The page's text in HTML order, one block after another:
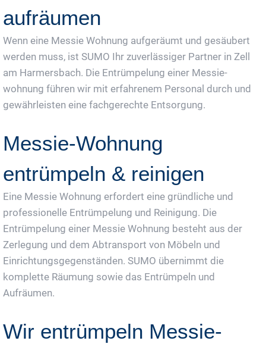
aufräumen
Wenn eine Messie Wohnung aufgeräumt und gesäubert
werden muss, ist SUMO Ihr zuverlässiger Partner in Zell
am Harmersbach. Die Entrümpelung einer Messie-
wohnung führen wir mit erfahrenem Personal durch und
gewährleisten eine fachgerechte Entsorgung.
Messie-Wohnung
entrümpeln & reinigen
Eine Messie Wohnung erfordert eine gründliche und
professionelle Entrümpelung und Reinigung. Die
Entrümpelung einer Messie Wohnung besteht aus der
Zerlegung und dem Abtransport von Möbeln und
Einrichtungsgegenständen. SUMO übernimmt die
komplette Räumung sowie das Entrümpeln und
Aufräumen.
Wir entrümpeln Messie-